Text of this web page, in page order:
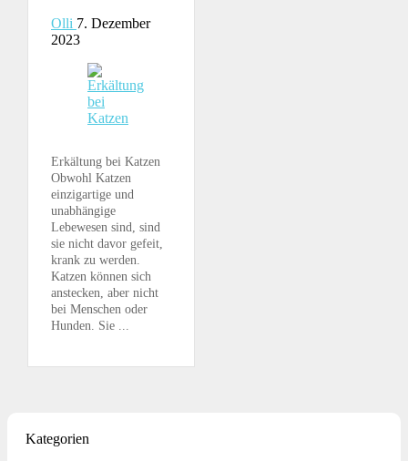
Olli 7. Dezember
2023
Erkältung bei Katzen
Obwohl Katzen
einzigartige und
unabhängige
Lebewesen sind, sind
sie nicht davor gefeit,
krank zu werden.
Katzen können sich
anstecken, aber nicht
bei Menschen oder
Hunden. Sie ...
Kategorien